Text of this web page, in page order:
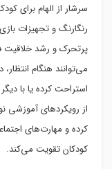
سرشار از الهام برای
رنگارنگ و تجهیزات
پرتحرک و رشد خلاقیت
می‌توانند هنگام
استراحت کرده یا با
از رویکردهای آموزشی
کرده و مهارت‌های
کودکان تقویت می‌کند.